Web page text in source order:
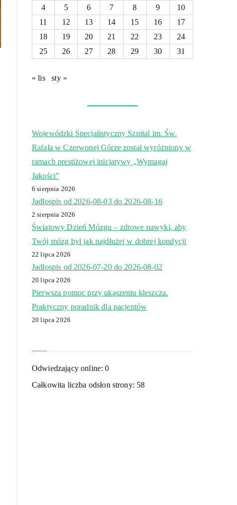
4
5 6 7 8 9
10
11
12 13 14 15 16
17
18
19 20 21 22 23
24
25
26 27 28 29 30 31
« lis sty »
Wojewódzki Specjalistyczny Szpital im. Św.
Rafała w Czerwonej Górze został wyróżniony w
ramach prestiżowej inicjatywy „Wymagaj
Jakości”
6 sierpnia 2026
Jadłospis od 2026-08-03 do 2026-08-16
2 sierpnia 2026
Światowy Dzień Mózgu – zdrowe nawyki, aby
Twój mózg był jak najdłużej w dobrej kondycji
22 lipca 2026
Jadłospis od 2026-07-20 do 2026-08-02
20 lipca 2026
Pierwsza pomoc przy ukąszeniu kleszcza.
Praktyczny poradnik dla pacjentów
20 lipca 2026
Odwiedzający online:0
Całkowita liczba odsłon strony: 58